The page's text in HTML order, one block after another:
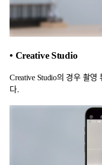
• Creative Studio
Creative Studio의 경우 촬영
다.